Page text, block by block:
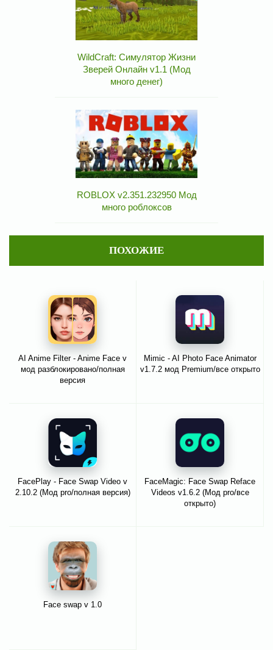
WildCraft: Симулятор Жизни
Зверей Онлайн v1.1 (Мод
много денег)
ROBLOX v2.351.232950 Мод
много роблоксов
ПОХОЖИЕ
AI Anime Filter - Anime Face v
мод разблокировано/полная
версия
Mimic - AI Photo Face Animator
v1.7.2 мод Premium/все открыто
FacePlay - Face Swap Video v
2.10.2 (Мод pro/полная версия)
FaceMagic: Face Swap Reface
Videos v1.6.2 (Мод pro/все
открыто)
Face swap v 1.0